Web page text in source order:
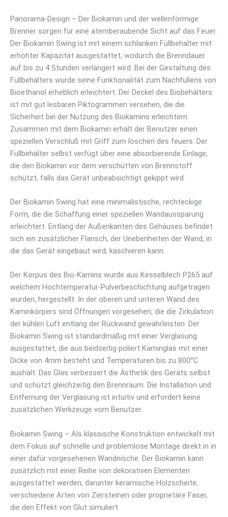
Panorama-Design – Der Biokamin und der wellenförmige
Brenner sorgen für eine atemberaubende Sicht auf das Feuer.
Der Biokamin Swing ist mit einem schlanken Füllbehalter mit
erhöhter Kapazität ausgestattet, wodurch die Brenndauer
auf bis zu 4 Stunden verlängert wird. Bei der Gestaltung des
Füllbehälters wurde seine Funktionalität zum Nachfüllens von
Bioethanol erheblich erleichtert. Der Deckel des Biobehälters
ist mit gut lesbaren Piktogrammen versehen, die die
Sicherheit bei der Nutzung des Biokamins erleichtern.
Zusammen mit dem Biokamin erhält der Benutzer einen
speziellen Verschluß mit Griff zum löschen des feuers. Der
Füllbehälter selbst verfügt über eine absorbierende Einlage,
die den Biokamin vor dem verschütten von Brennstoff
schützt, falls das Gerät unbeabsichtigt gekippt wird.
Der Biokamin Swing hat eine minimalistische, rechteckige
Form, die die Schaffung einer speziellen Wandaussparung
erleichtert. Entlang der Außenkanten des Gehäuses befindet
sich ein zusätzlicher Flansch, der Unebenheiten der Wand, in
die das Gerät eingebaut wird, kaschieren kann.
Der Korpus des Bio-Kamins wurde aus Kesselblech P265 auf
welchem Hochtemperatur-Pulverbeschichtung aufgetragen
wurden, hergestellt. In der oberen und unteren Wand des
Kaminkörpers sind Öffnungen vorgesehen, die die Zirkulation
der kühlen Luft entlang der Rückwand gewährleisten. Der
Biokamin Swing ist standardmäßig mit einer Verglasung
ausgestattet, die aus beidseitig poliert Kaminglas mit einer
Dicke von 4mm besteht und Temperaturen bis zu 800°C
aushält. Das Glas verbessert die Ästhetik des Geräts selbst
und schützt gleichzeitig den Brennraum. Die Installation und
Entfernung der Verglasung ist intuitiv und erfordert keine
zusätzlichen Werkzeuge vom Benutzer.
Biokamin Swing – Als klassische Konstruktion entwickelt mit
dem Fokus auf schnelle und problemlose Montage direkt in in
einer dafür vorgesehenen Wandnische. Der Biokamin kann
zusätzlich mit einer Reihe von dekorativen Elementen
ausgestattet werden, darunter keramische Holzscheite,
verschiedene Arten von Ziersteinen oder proprietäre Faser,
die den Effekt von Glut simuliert.